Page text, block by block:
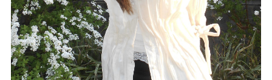
Official SNS